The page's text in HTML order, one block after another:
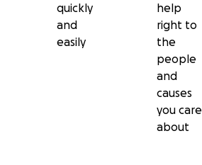
quickly
and
easily
help
right to
the
people
and
causes
you care
about